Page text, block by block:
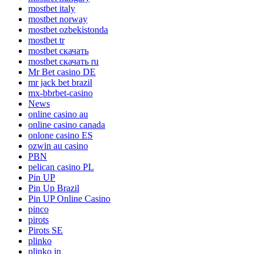
mostbet italy
mostbet norway
mostbet ozbekistonda
mostbet tr
mostbet скачать
mostbet скачать ru
Mr Bet casino DE
mr jack bet brazil
mx-bbrbet-casino
News
online casino au
online casino canada
onlone casino ES
ozwin au casino
PBN
pelican casino PL
Pin UP
Pin Up Brazil
Pin UP Online Casino
pinco
pirots
Pirots SE
plinko
plinko in